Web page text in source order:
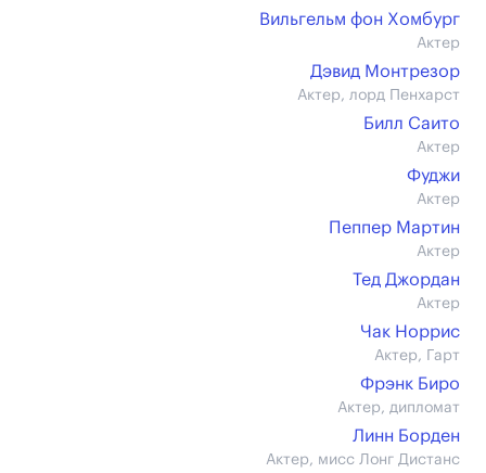
Вильгельм фон Хомбург
Актер
Дэвид Монтрезор
Актер, лорд Пенхарст
Билл Саито
Актер
Фуджи
Актер
Пеппер Мартин
Актер
Тед Джордан
Актер
Чак Норрис
Актер, Гарт
Фрэнк Биро
Актер, дипломат
Линн Борден
Актер, мисс Лонг Дистанс